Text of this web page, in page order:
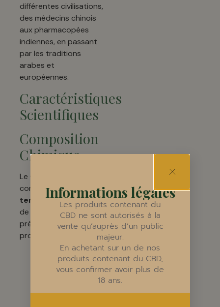
différentes civilisations,
des médecins chinois
aux pharmacopées
indiennes, en passant
par les traditions
arabes et
européennes.
Caractéristiques
Scientifiques
Composition
Chimique
Le CBD est un
composé
terpénophénolique
de formule C21 H30 O2,
présentant des
propriétés uniques :
Faible potentiel
psychoactif
Informations légales
Les produits contenant du
CBD ne sont autorisés à la
vente qu’auprès d’un public
majeur.
En achetant sur un de nos
produits contenant du CBD,
vous confirmer avoir plus de
18 ans.